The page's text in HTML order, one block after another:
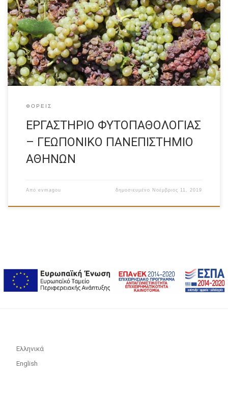
Φυτοπροστασίας και Περιβάλλοντος του τμήματος
Επιστήμης Φυτικής Παραγωγής. Ιδρύθηκε το 1943 και είναι
το αρχαιότερο Φυτοπαθολογικό Εργαστήριο των Ελληνικών
Πανεπιστημίων. Βρίσκεται στον 1ο όροφο του Κεντρικού
Κτιρίου Διοίκησης του ΓΠΑ και περιλαμβάνει 5 αίθουσες για
εργαστηριακή έρευνα, 2 αίθουσες […]
ΦΟΡΕΊΣ
ΕΡΓΑΣΤΗΡΙΟ ΦΥΤΟΠΑΘΟΛΟΓΙΑΣ
– ΓΕΩΠΟΝΙΚΟ ΠΑΝΕΠΙΣΤΗΜΙΟ
ΑΘΗΝΩΝ
Από evmagou δημοσιευμένο Νοέμβριος 11, 2019
Ελληνικά
English